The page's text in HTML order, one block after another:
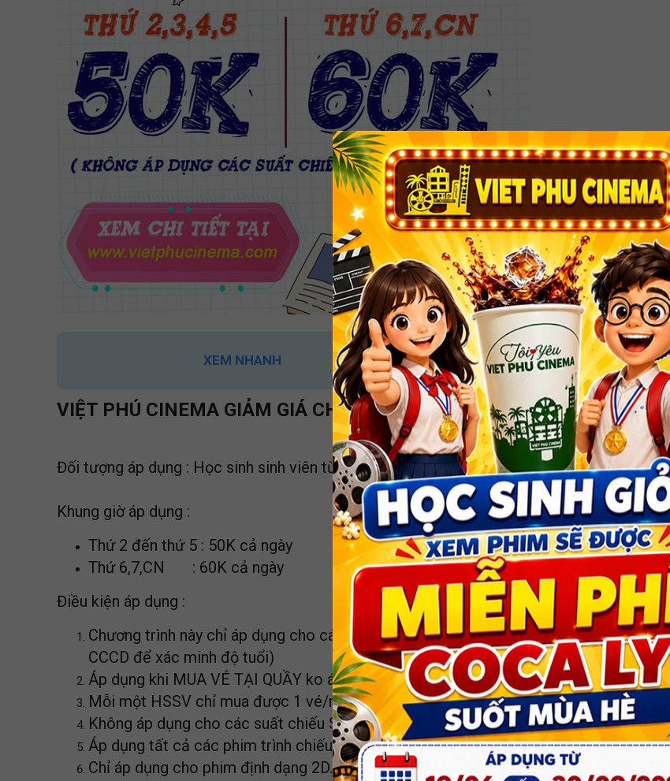
XEM NHANH
VIỆT PHÚ CINEMA GIẢM GIÁ CHO KHÁN GIẢ DƯỚI 23 TUỔI
Đối tượng áp dụng : Học sinh sinh viên từ 22 tuổi trở xuống
Khung giờ áp dụng :
Thứ 2 đến thứ 5 : 50K cả ngày
Thứ 6,7,CN : 60K cả ngày
Điều kiện áp dụng :
Chương trình này chỉ áp dụng cho các bạn từ 22 tuổi trở xuống(các bạn nhớ xuất trình
CCCD để xác minh độ tuổi)
Áp dụng khi MUA VÉ TẠI QUẦY ko áp dụng mua vé online .
Mỗi một HSSV chỉ mua được 1 vé/người , và phải có mặt tại quầy lúc xuất vé .
Không áp dụng cho các suất chiếu SNEAK SHOW và Lễ Tết
Áp dụng tất cả các phim trình chiếu tại Việt Phú cinema .
Chỉ áp dụng cho phim định dạng 2D.